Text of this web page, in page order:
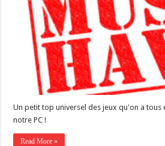
Un petit top universel des jeux qu'on a tous
notre PC !
Read More »